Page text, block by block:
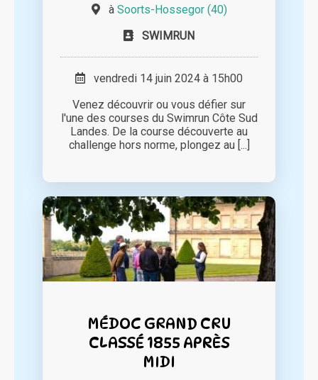
à Soorts-Hossegor (40)
SWIMRUN
vendredi 14 juin 2024 à 15h00
Venez découvrir ou vous défier sur
l'une des courses du Swimrun Côte Sud
Landes. De la course découverte au
challenge hors norme, plongez au [...]
MÉDOC GRAND CRU
CLASSÉ 1855 APRÈS
MIDI